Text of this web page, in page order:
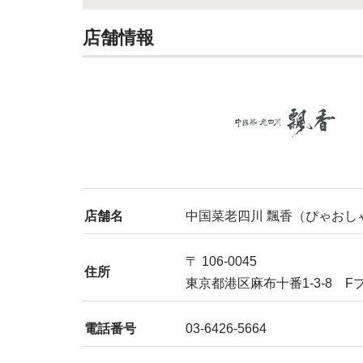
店舗情報
店舗名 中国菜老四川 飄香（ぴゃおし
住所
〒 106-0045
東京都港区麻布十番1-3-8 F
電話番号 03-6426-5664